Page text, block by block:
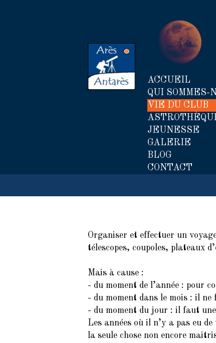
ACCUEIL
QUI SOMMES-
VIE DU CLUB
JEUNESSE
GALERIE
BLOG
CONTACT
Organiser et effectuer un
télescopes, coupoles, plateaux
Mais à cause :
- du moment de l’année : pour
- du moment dans le mois : il
- du moment du jour : il faut
Les années où il n’y a pas eu
la seule chose non encore